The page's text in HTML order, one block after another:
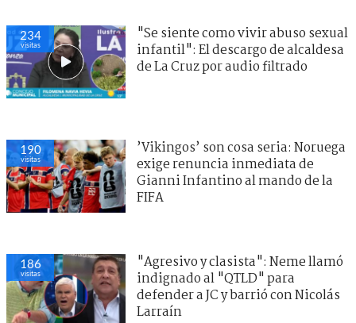
234
visitas
"Se siente como vivir abuso sexual
infantil": El descargo de alcaldesa
de La Cruz por audio filtrado
190
visitas
’Vikingos’ son cosa seria: Noruega
exige renuncia inmediata de
Gianni Infantino al mando de la
FIFA
186
visitas
"Agresivo y clasista": Neme llamó
indignado al "QTLD" para
defender a JC y barrió con Nicolás
Larraín